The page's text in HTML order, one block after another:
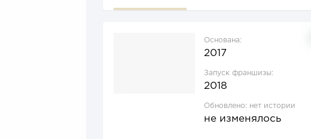
Основана:
2017
Запуск франшизы:
2018
Обновлено: нет истории
не изменялось